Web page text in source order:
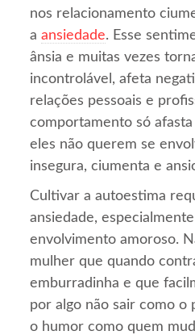
nos relacionamento
aansiedade. Esse
ânsia e muitas vezes
incontrolável, afeta
relações pessoais e
comportamento só
eles não querem se
insegura, ciumenta e
Cultivar a autoestima
ansiedade,
envolvimento amoroso.
mulher que quando
emburradinha e que
por algo não sair como o
o humor como quem